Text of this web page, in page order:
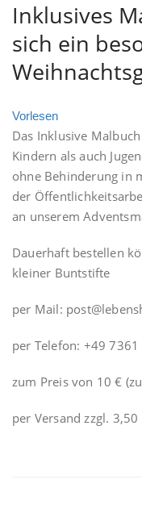
Inklusives
sich ein
Vorlesen
Das Inklusive
Kindern als auch
ohne Behinderung in
der
an unserem
Dauerhaft bestellen
kleiner Buntstifte
per Mail:
per Telefon: +49
zum Preis von 10 €
per Versand zzgl.